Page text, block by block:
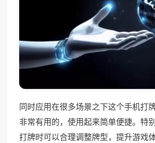
同时应用在很多场景之下这个手机打
非常有用的，使用起来简单便捷。特
打牌时可以合理调整牌型，提升游戏